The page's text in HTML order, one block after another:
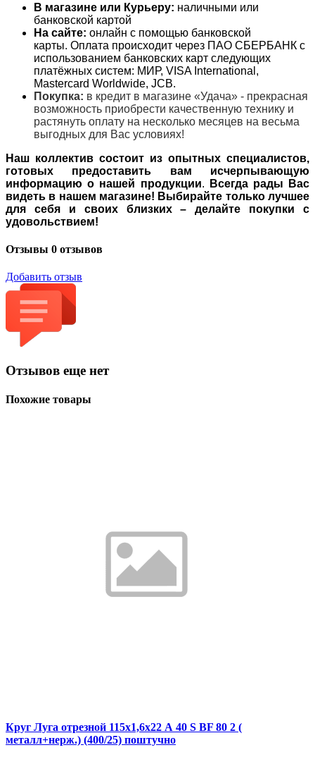
В магазине или Курьеру: наличными или
банковской картой
На сайте: онлайн с помощью банковской
карты. Оплата происходит через ПАО СБЕРБАНК с
использованием банковских карт следующих
платёжных систем: МИР, VISA International,
Mastercard Worldwide, JCB.
Покупка: в кредит в магазине «Удача» - прекрасная
возможность приобрести качественную технику и
растянуть оплату на несколько месяцев на весьма
выгодных для Вас условиях!
Наш коллектив состоит из опытных специалистов,
готовых предоставить вам исчерпывающую
информацию о нашей продукции.
Всегда рады Вас
видеть в нашем магазине! Выбирайте только лучшее
для себя и своих близких – делайте покупки с
удовольствием!
Отзывы 0 отзывов
Добавить отзыв
Отзывов еще нет
Похожие товары
Круг Луга отрезной 115х1,6х22 А 40 S BF 80 2 (
металл+нерж.) (400/25) поштучно